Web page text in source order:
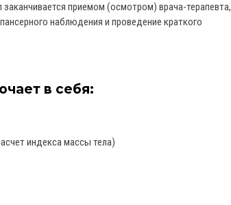
приемом (осмотром) врача-терапевта,
наблюдения и проведение краткого
в себя:
индекса массы тела)